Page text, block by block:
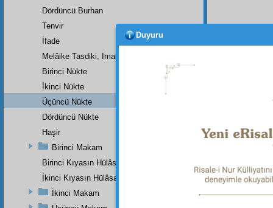
Bu
Dördüncü Burhan
Tenvir
İfade
Melâike Tasdiki, İmanın Bir Rüknüdür
Birinci Nükte
İkinci Nükte
Üçüncü Nükte
Dördüncü Nükte
Haşir
Birinci Makam
Birinci Kıyasın Hülâsası
İkinci Kıyasın Hülâsası
İkinci Makam
Duyuru